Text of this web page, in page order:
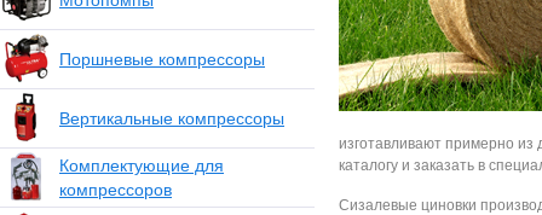
Поршневые компрессоры
Вертикальные компрессоры
Комплектующие для
компрессоров
изготавливают примерно из
каталогу и заказать в
Сизалевые циновки